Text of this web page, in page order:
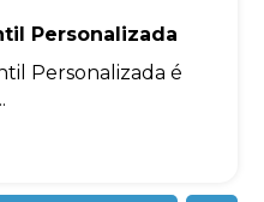
Personalizada
Personalizada é